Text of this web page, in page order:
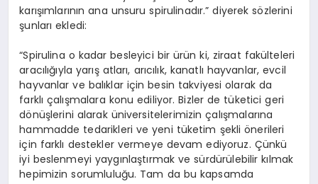
karışımlarının ana unsuru spirulinadır.” diyerek sözlerini
şunları ekledi:
“Spirulina o kadar besleyici bir ürün ki, ziraat fakülteleri
aracılığıyla yarış atları, arıcılık, kanatlı hayvanlar, evcil
hayvanlar ve balıklar için besin takviyesi olarak da
farklı çalışmalara konu ediliyor. Bizler de tüketici geri
dönüşlerini alarak üniversitelerimizin çalışmalarına
hammadde tedarikleri ve yeni tüketim şekli önerileri
için farklı destekler vermeye devam ediyoruz. Çünkü
iyi beslenmeyi yaygınlaştırmak ve sürdürülebilir kılmak
hepimizin sorumluluğu. Tam da bu kapsamda